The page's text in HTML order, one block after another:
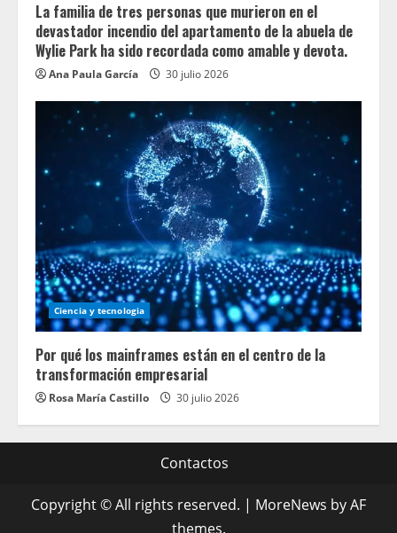
La familia de tres personas que murieron en el
devastador incendio del apartamento de la abuela de
Wylie Park ha sido recordada como amable y devota.
Ana Paula García 30 julio 2026
Ciencia y tecnologia
Por qué los mainframes están en el centro de la
transformación empresarial
Rosa María Castillo 30 julio 2026
Contactos
Copyright © All rights reserved. | MoreNews by AF
themes.